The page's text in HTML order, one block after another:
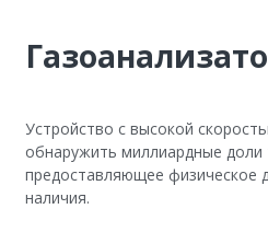
Устройство с высокой
обнаружить миллиардные доли
предоставляющее физическое
наличия.